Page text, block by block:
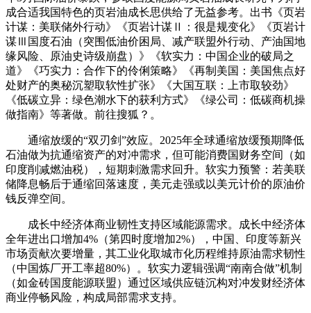
成合适我国特色的页岩油成长思供给了无益参考。出书《页岩
计谋：美联储外行动》《页岩计谋Ⅱ：很是规变化》《页岩计
谋Ⅲ国度石油（突围低油价困局、减产联盟外行动、产油国地
缘风险、原油史诗级崩盘）》《软实力：中国企业的破局之
道》《巧实力：合作下的伶俐策略》《再制美国：美国焦点好
处财产的奥秘沉塑取软性扩张》《大国互联：上市取较劲》
《低碳立异：绿色潮水下的获利方式》《绿公司：低碳商机操
做指南》等著做。前往搜狐？。
‌通缩放缓的“双刃剑”效应‌。2025年全球通缩放缓预期降低
石油做为抗通缩资产的对冲需求，但可能消费国财务空间（如
印度削减燃油税），短期刺激需求回升‌。软实力预警：若美联
储降息畅后于通缩回落速度，美元走强或以美元计价的原油价
钱反弹空间‌。
‌成长中经济体商业韧性支持区域能源需求‌。成长中经济体
全年进出口增加4%（第四时度增加2%），中国、印度等新兴
市场贡献次要增量，其工业化取城市化历程维持原油需求韧性
（中国炼厂开工率超80%）‌。软实力逻辑强调“南南合做”机制
（如金砖国度能源联盟）通过区域供应链沉构对冲发财经济体
商业停畅风险，构成局部需求支持‌。